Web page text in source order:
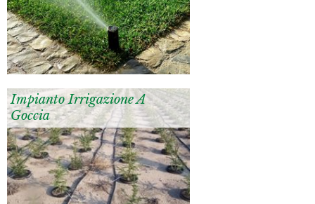
Impianto Irrigazione A
Goccia